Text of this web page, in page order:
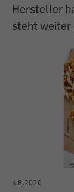
Hersteller
steht weiter
4.8.2026